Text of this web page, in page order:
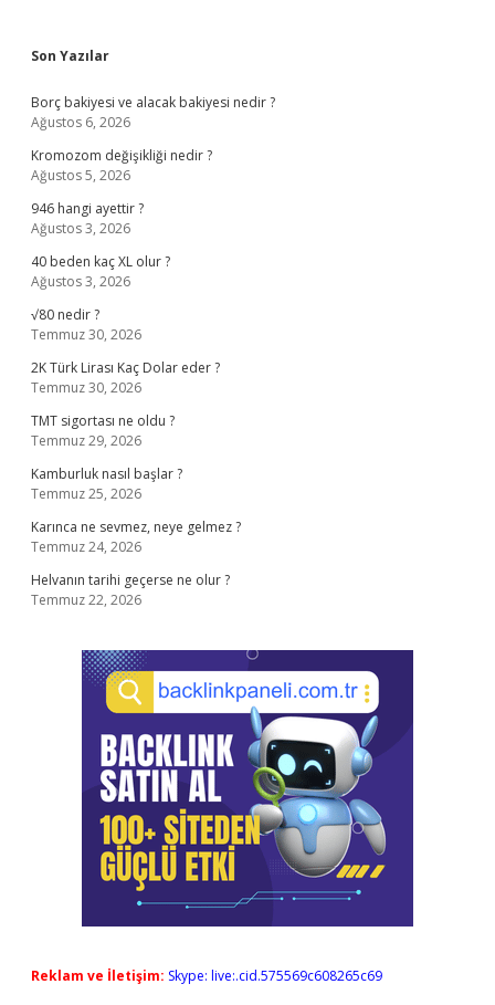
Sidebar
Son Yazılar
Borç bakiyesi ve alacak bakiyesi nedir ?
Ağustos 6, 2026
Kromozom değişikliği nedir ?
Ağustos 5, 2026
946 hangi ayettir ?
Ağustos 3, 2026
40 beden kaç XL olur ?
Ağustos 3, 2026
√80 nedir ?
Temmuz 30, 2026
2K Türk Lirası Kaç Dolar eder ?
Temmuz 30, 2026
TMT sigortası ne oldu ?
Temmuz 29, 2026
Kamburluk nasıl başlar ?
Temmuz 25, 2026
Karınca ne sevmez, neye gelmez ?
Temmuz 24, 2026
Helvanın tarihi geçerse ne olur ?
Temmuz 22, 2026
Reklam ve İletişim: Skype: live:.cid.575569c608265c69